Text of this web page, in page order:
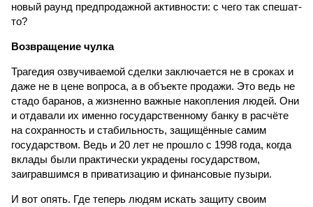
новый раунд предпродажной активности: с чего так спешат-
то?
Возвращение чулка
Трагедия озвучиваемой сделки заключается не в сроках и
даже не в цене вопроса, а в объекте продажи. Это ведь не
стадо баранов, а жизненно важные накопления людей. Они
и отдавали их именно государственному банку в расчёте
на сохранность и стабильность, защищённые самим
государством. Ведь и 20 лет не прошло с 1998 года, когда
вклады были практически украдены государством,
заигравшимся в приватизацию и финансовые пузыри.
И вот опять. Где теперь людям искать защиту своим